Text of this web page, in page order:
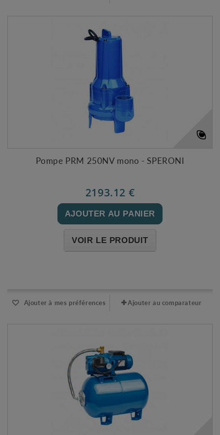
Pompe PRM 250NV mono - SPERONI
2193.12 €
AJOUTER AU PANIER
VOIR LE PRODUIT
Ajouter à mes préférences Ajouter au comparateur